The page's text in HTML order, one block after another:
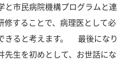
と市民病院機構プログラムと連
修することで、病理医として必
きると考えます。 最後になり
先生を初めとして、お世話にな